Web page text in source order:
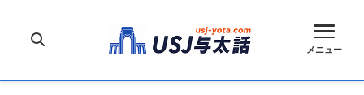
メニュー